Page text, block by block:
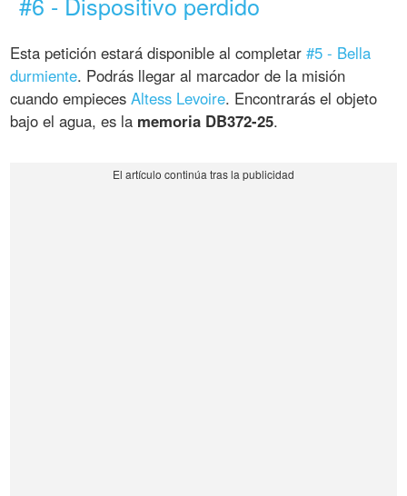
Esta petición estará disponible al completar#5 - Bella
durmiente. Podrás llegar al marcador de la misión
cuando empiecesAltess Levoire. Encontrarás el objeto
bajo el agua, es la memoria DB372-25.